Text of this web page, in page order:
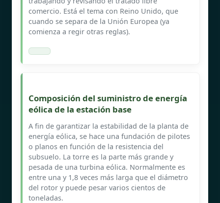
comercio. Está el tema con Reino Unido, que
cuando se separa de la Unión Europea (ya
comienza a regir otras reglas).
Composición del suministro de energía
eólica de la estación base
A fin de garantizar la estabilidad de la planta de
energía eólica, se hace una fundación de pilotes
o planos en función de la resistencia del
subsuelo. La torre es la parte más grande y
pesada de una turbina eólica. Normalmente es
entre una y 1,8 veces más larga que el diámetro
del rotor y puede pesar varios cientos de
toneladas.